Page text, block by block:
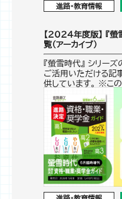
進路・教育情報
【2024年度版】 『
覧（アーカイブ）
『螢雪時代』 シリー
ご活用いただける記
供しています。 ※こ